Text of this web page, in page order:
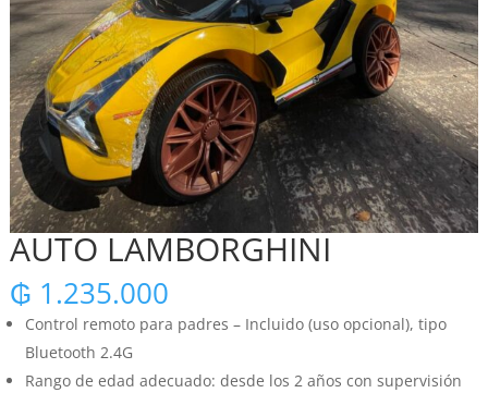
AUTO LAMBORGHINI
₲ 1.235.000
Control remoto para padres – Incluido (uso opcional), tipo
Bluetooth 2.4G
Rango de edad adecuado: desde los 2 años con supervisión